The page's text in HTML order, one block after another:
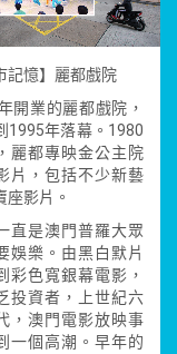
記憶】麗都戲院
開業的麗都戲院，
1995年落幕。1980
麗都專映金公主院
片，包括不少新藝
座影片。
直是澳門普羅大眾
娛樂。由黑白默片
彩色寬銀幕電影，
投資者，上世紀六
，澳門電影放映事
一個高潮。早年的